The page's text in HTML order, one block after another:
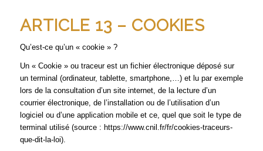
ARTICLE 13 – COOKIES
Qu’est-ce qu’un « cookie » ?
Un « Cookie » ou traceur est un fichier électronique déposé sur
un terminal (ordinateur, tablette, smartphone,…) et lu par exemple
lors de la consultation d’un site internet, de la lecture d’un
courrier électronique, de l’installation ou de l’utilisation d’un
logiciel ou d’une application mobile et ce, quel que soit le type de
terminal utilisé (source : https://www.cnil.fr/fr/cookies-traceurs-
que-dit-la-loi).